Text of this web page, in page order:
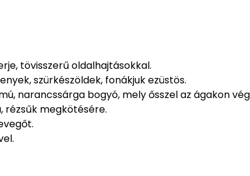
tövisszerű oldalhajtásokkal.
szürkészöldek, fonákjuk ezüstös.
narancssárga bogyó, mely ősszel az ágakon
rézsűk megkötésére.